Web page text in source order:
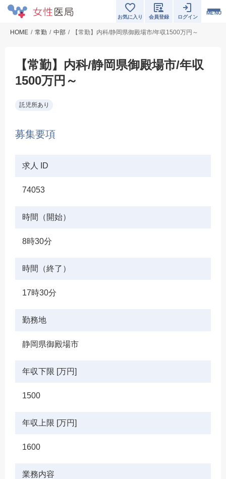
MENU
お気に入り 会員登録 ログイン
HOME 常勤 中部 【常勤】内科/静岡県御殿場市/年収1500万円～
【常勤】内科/静岡県御殿場市/年収
1500万円～
託児所あり
募集要項
求人 ID
74053
時間（開始）
8時30分
時間（終了）
17時30分
勤務地
静岡県御殿場市
年収下限 [万円]
1500
年収上限 [万円]
1600
業務内容